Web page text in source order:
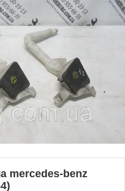
mercedes-benz